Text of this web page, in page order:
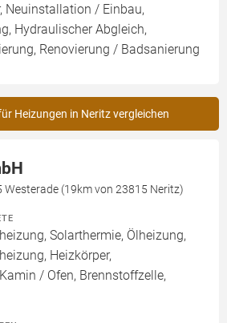
Neuinstallation / Einbau,
Hydraulischer Abgleich,
Renovierung / Badsanierung
Heizungen in Neritz vergleichen
Westerade (19km von 23815 Neritz)
Solarthermie, Ölheizung,
Heizkörper,
/ Ofen, Brennstoffzelle,